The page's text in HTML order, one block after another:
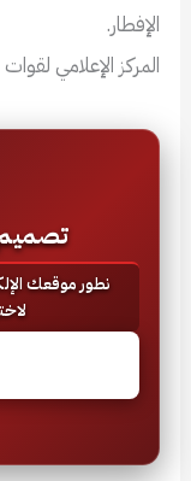
الإفطار.
المركز الإعلامي لقوات
تصميم
نطور موقعك